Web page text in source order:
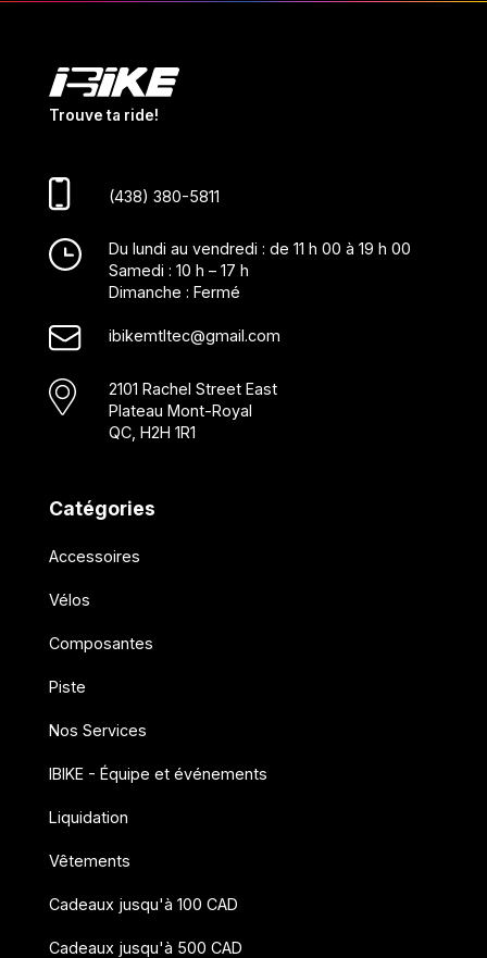
Trouve ta ride!
(438) 380-5811
Du lundi au vendredi : de 11 h 00 à 19 h 00
Samedi : 10 h – 17 h
Dimanche : Fermé
ibikemtltec@gmail.com
2101 Rachel Street East
Plateau Mont-Royal
QC, H2H 1R1
Catégories
Accessoires
Vélos
Composantes
Piste
Nos Services
IBIKE - Équipe et événements
Liquidation
Vêtements
Cadeaux jusqu'à 100 CAD
Cadeaux jusqu'à 500 CAD